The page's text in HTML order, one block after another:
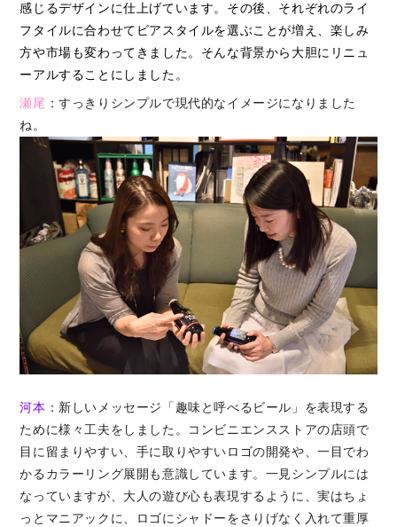
感じるデザインに仕上げています。その後、それぞれのライ
フタイルに合わせてビアスタイルを選ぶことが増え、楽しみ
方や市場も変わってきました。そんな背景から大胆にリニュ
ーアルすることにしました。
瀬尾 ：すっきりシンプルで現代的なイメージになりました
ね。
河本 ：新しいメッセージ「趣味と呼べるビール」を表現する
ために様々工夫をしました。コンビニエンスストアの店頭で
目に留まりやすい、手に取りやすいロゴの開発や、一目でわ
かるカラーリング展開も意識しています。一見シンプルには
なっていますが、大人の遊び心も表現するように、実はちょ
っとマニアックに、ロゴにシャドーをさりげなく入れて重厚